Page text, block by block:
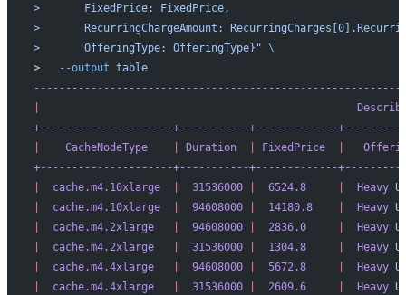
>       FixedPrice: FixedPrice,
>       RecurringChargeAmount:
>       OfferingType: OfferingType}" \
>
--output table
+---------------------+-----------+-------------
    CacheNodeType
    |
Duration
  |
FixedPrice
  |
+---------------------+-----------+-------------
  cache.m4.10xlarge
  |
  31536000
|
  6524.8
     |
  Heavy
  cache.m4.10xlarge
  |
  94608000
|
  14180.8
    |
  Heavy
  cache.m4.2xlarge
   |
  94608000
|
  2836.0
     |
  Heavy
  cache.m4.2xlarge
   |
  31536000
|
  1304.8
     |
  Heavy
  cache.m4.4xlarge
   |
  94608000
|
  5672.8
     |
  Heavy
  cache.m4.4xlarge
   |
  31536000
|
  2609.6
     |
  Heavy